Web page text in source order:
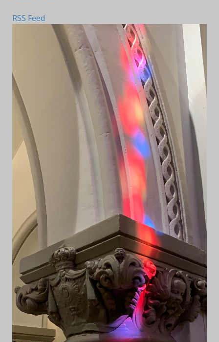
RSS Feed